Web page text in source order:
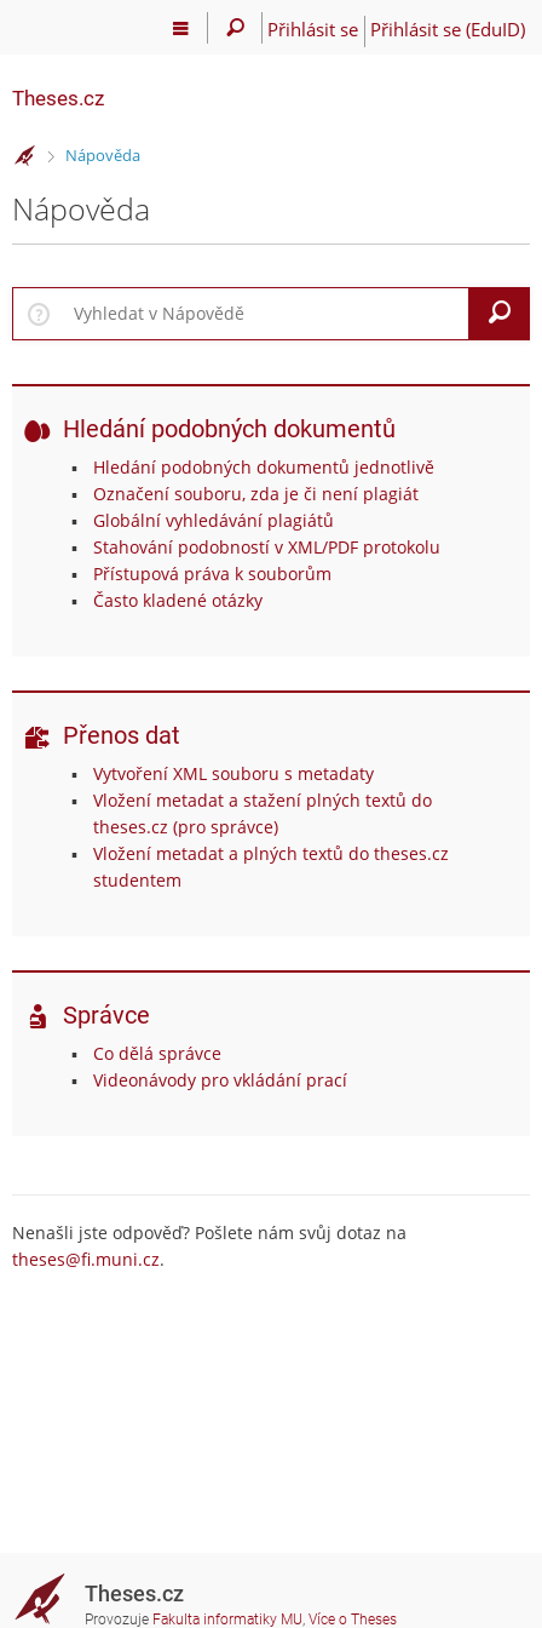
Přihlásit se Přihlásit se (EduID)
Theses.cz
>Nápověda
Nápověda
Hledání podobných dokumentů
Hledání podobných dokumentů jednotlivě
Označení souboru, zda je či není plagiát
Globální vyhledávání plagiátů
Stahování podobností v XML/PDF protokolu
Přístupová práva k souborům
Často kladené otázky
Přenos dat
Vytvoření XML souboru s metadaty
Vložení metadat a stažení plných textů do
theses.cz (pro správce)
Vložení metadat a plných textů do theses.cz
studentem
Správce
Co dělá správce
Videonávody pro vkládání prací
Nenašli jste odpověď? Pošlete nám svůj dotaz na
theses@fi.muni.cz.
Theses.cz
Provozuje Fakulta informatiky MU, Více o Theses